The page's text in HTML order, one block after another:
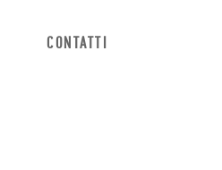
CONTATTI